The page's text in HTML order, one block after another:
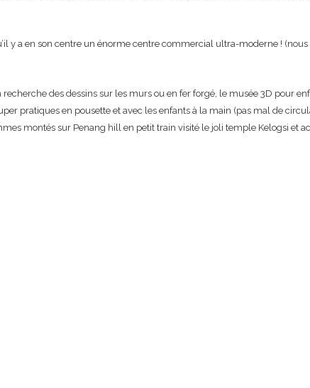
y a en son centre un énorme centre commercial ultra-moderne !
des dessins sur les murs ou en fer forgé, le musée 3D pour
pratiques en pousette et avec les enfants à la main (pas mal de
montés sur Penang hill en petit train visité le joli temple Kelogsi et